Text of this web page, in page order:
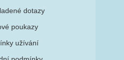
dotazy
poukazy
užívání